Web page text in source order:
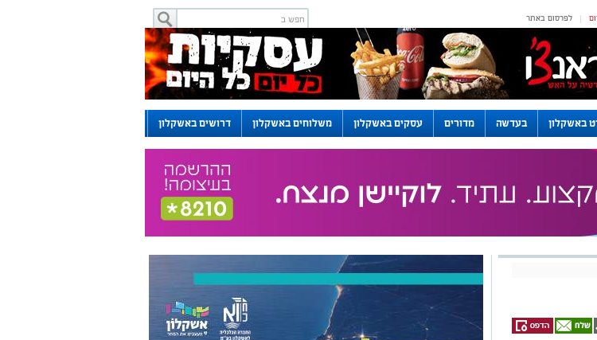
לפרסום באתר |
באשקלון בעדשה מדורים עסקים באשקלון משלוחים באשקלון דרושים באשקלון